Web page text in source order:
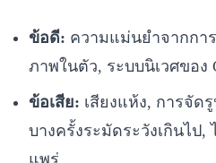
ข้อดี: ความแม่นยำจากกา
ภาพในตัว, ระบบนิเวศของ
ข้อเสีย: เสียงแห้ง, การจัด
บางครั้งระมัดระวังเกินไป,
แพร่